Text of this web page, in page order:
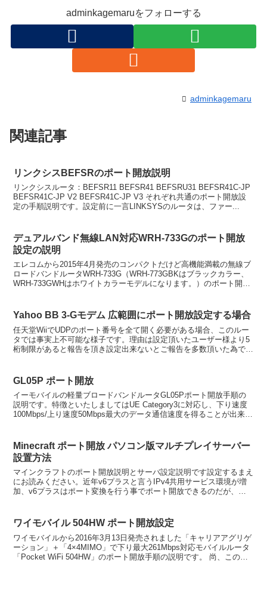
adminkagemaruをフォローする
adminkagemaru
関連記事
リンクシスBEFSRのポート開放説明
リンクシスルータ：BEFSR11 BEFSR41 BEFSRU31 BEFSR41C-JP
BEFSR41C-JP V2 BEFSR41C-JP V3 それぞれ共通のポート開放設
定の手順説明です。設定前に一言LINKSYSのルータは、ファー...
デュアルバンド無線LAN対応WRH-733Gのポート開放
設定の説明
エレコムから2015年4月発売のコンパクトだけど高機能満載の無線ブ
ロードバンドルータWRH-733G（WRH-773GBKはブラックカラー、
WRH-733GWHはホワイトカラーモデルになります。）のポート開放
Yahoo BB 3-Gモデム 広範囲にポート開放設定する場合
任天堂WiiでUDPのポート番号を全て開く必要がある場合、このルー
タでは事実上不可能な様子です。理由は設定頂いたユーザー様より5
桁制限があると報告を頂き設定出来ないとご報告を多数頂いた為で
GL05P ポート開放
イーモバイルの軽量ブロードバンドルータGL05Pポート開放手順の
説明です。特徴といたしましてはUE Category3に対応し、下り速度
100Mbps/上り速度50Mbps最大のデータ通信速度を得ることが出来
Minecraft ポート開放 パソコン版マルチプレイサーバー
設置方法
マインクラフトのポート開放説明とサーバ設定説明です設定するまえ
にお読みください。近年v6プラスと言うIPv4共用サービス環境が増
加、v6プラスはポート変換を行う事でポート開放できるのだが、ポ
ワイモバイル 504HW ポート開放設定
ワイモバイルから2016年3月13日発売されました「キャリアアグリゲ
ーション」＋「4×4MIMO」で下り最大261Mbps対応モバイルルータ
「Pocket WiFi 504HW」のポート開放手順の説明です。 尚、この製